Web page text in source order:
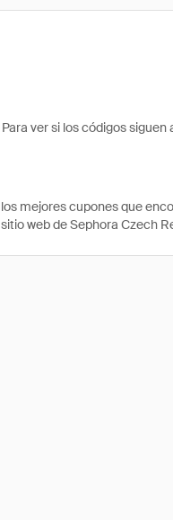
ver si los códigos siguen
mejores cupones que
web de Sephora Czech